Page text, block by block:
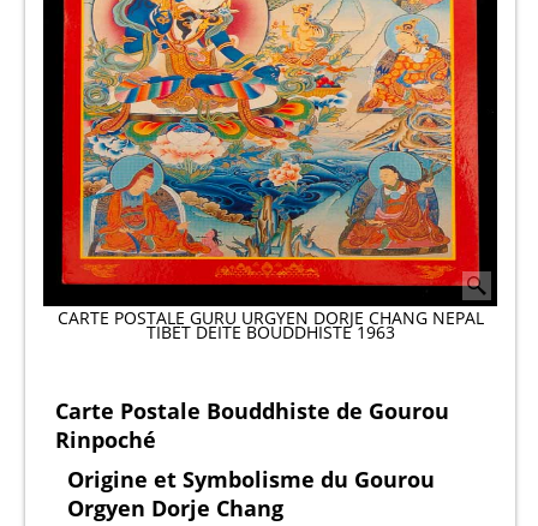
CARTE POSTALE GURU URGYEN DORJE CHANG NEPAL
TIBET DEITE BOUDDHISTE 1963
Carte Postale Bouddhiste de Gourou
Rinpoché
Origine et Symbolisme du Gourou
Orgyen Dorje Chang